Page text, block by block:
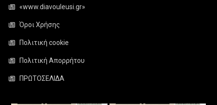
«www.diavouleusi.gr»
Όροι Χρήσης
Πολιτική cookie
Πολιτική Απορρήτου
ΠΡΩΤΟΣΕΛΙΔΑ